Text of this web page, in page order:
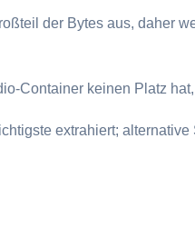
der Bytes aus, daher
Container keinen Platz
extrahiert;